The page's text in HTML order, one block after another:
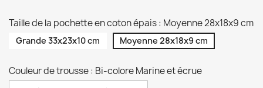
Taille de la pochette en coton épais : Moyenne 28x18x9 cm
Grande 33x23x10 cm Moyenne 28x18x9 cm
Couleur de trousse : Bi-colore Marine et écrue